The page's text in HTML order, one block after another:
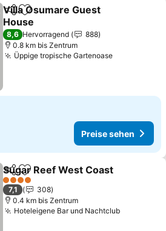
TeilenZu Favoriten hinzufügen
Villa Osumare Guest
House
Preise sehen
8,6 Hervorragend
888
0.8 km bis Zentrum
Üppige tropische GartenoasePreise
Preise sehen
TeilenZu Favoriten hinzufügen
Sugar Reef West Coast
4 Sterne
7,1
308
0.4 km bis Zentrum
Hoteleigene Bar und NachtclubPreise